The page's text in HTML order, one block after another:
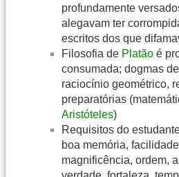
profundamente
alegavam ter
escritos dos que
Filosofia de Platão é
consumada; dogmas
raciocínio geométrico,
preparatórias
Aristóteles)
Requisitos do
boa memória,
magnificência, ordem,